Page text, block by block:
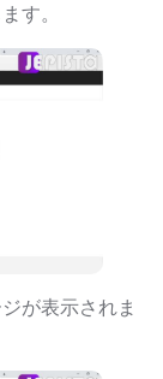
す。
が表示されま